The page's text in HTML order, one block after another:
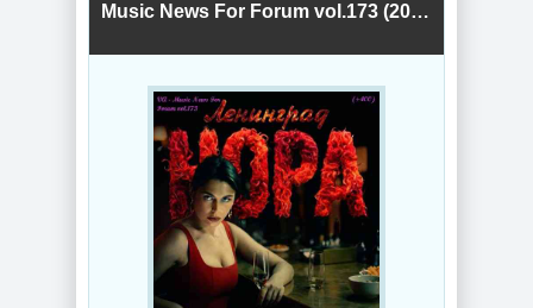
Music News For Forum vol.173 (2026) скачать торрент